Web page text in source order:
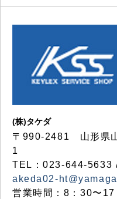
(株)タケダ
〒990-2481 山形県
1
TEL：023-644-5633
akeda02-
営業時間：8：30〜